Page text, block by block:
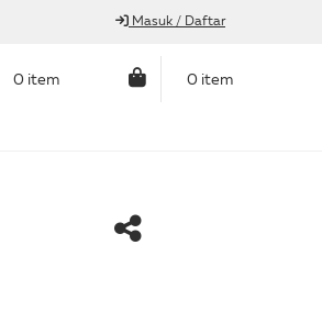
Masuk / Daftar
0 item 0 item